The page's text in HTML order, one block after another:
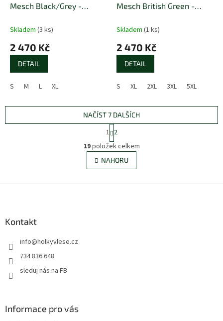
Mesch Black/Grey -
Skladem (3 ks)
2 470 Kč
DETAIL
S M L XL
Mesch British Green -
Skladem (1 ks)
2 470 Kč
DETAIL
S XL 2XL 3XL 5XL
O
v
l
á
NAČÍST 7 DALŠÍCH
S
t
r
á
n
k
v
1 2
19položek celkem
NAHORU
Kontakt
info@holkyvlese.cz
734 836 648
sleduj nás na FB
Informace pro vás